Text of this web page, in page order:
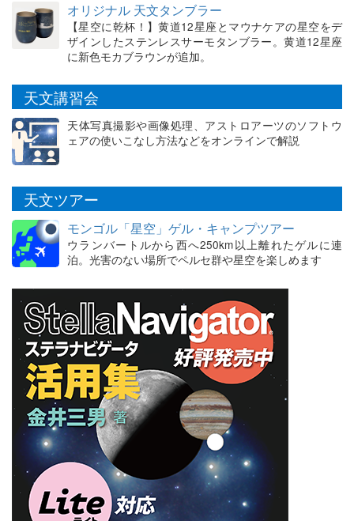
オリジナル 天文タンブラー
【星空に乾杯！】黄道12星座とマウナケアの星空をデ
ザインしたステンレスサーモタンブラー。黄道12星座
に新色モカブラウンが追加。
天文講習会
天体写真撮影や画像処理、アストロアーツのソフトウ
ェアの使いこなし方法などをオンラインで解説
天文ツアー
モンゴル「星空」ゲル・キャンプツアー
ウランバートルから西へ250km以上離れたゲルに連
泊。光害のない場所でペルセ群や星空を楽しめます